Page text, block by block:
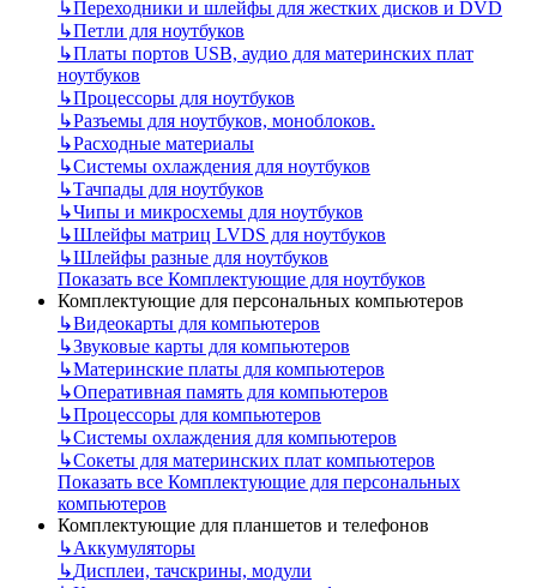
↳Переходники и шлейфы для жестких дисков и DVD
↳Петли для ноутбуков
↳Платы портов USB, аудио для материнских плат
ноутбуков
↳Процессоры для ноутбуков
↳Разъемы для ноутбуков, моноблоков.
↳Расходные материалы
↳Системы охлаждения для ноутбуков
↳Тачпады для ноутбуков
↳Чипы и микросхемы для ноутбуков
↳Шлейфы матриц LVDS для ноутбуков
↳Шлейфы разные для ноутбуков
Показать все Комплектующие для ноутбуков
Комплектующие для персональных компьютеров
↳Видеокарты для компьютеров
↳Звуковые карты для компьютеров
↳Материнские платы для компьютеров
↳Оперативная память для компьютеров
↳Процессоры для компьютеров
↳Системы охлаждения для компьютеров
↳Сокеты для материнских плат компьютеров
Показать все Комплектующие для персональных
компьютеров
Комплектующие для планшетов и телефонов
↳Аккумуляторы
↳Дисплеи, тачскрины, модули